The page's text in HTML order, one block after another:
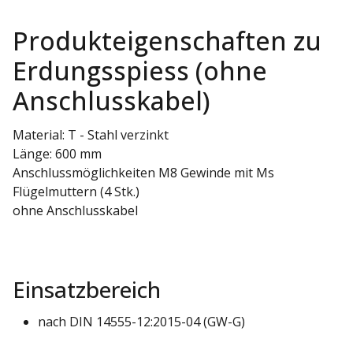
Produkteigenschaften zu
Erdungsspiess (ohne
Anschlusskabel)
Material: T - Stahl verzinkt
Länge: 600 mm
Anschlussmöglichkeiten M8 Gewinde mit Ms
Flügelmuttern (4 Stk.)
ohne Anschlusskabel
Einsatzbereich
nach DIN 14555-12:2015-04 (GW-G)